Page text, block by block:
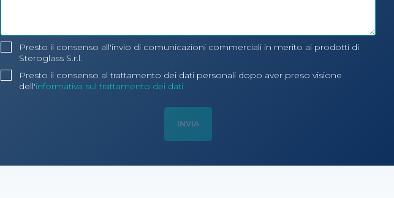
Presto il consenso all'invio di comunicazioni commerciali in merito ai prodotti di
Steroglass S.r.l.
Presto il consenso al trattamento dei dati personali dopo aver preso visione
dell'informativa sul trattamento dei dati